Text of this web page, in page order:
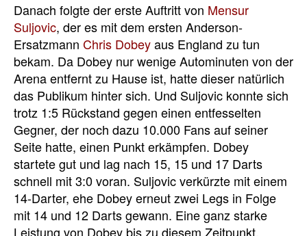
Danach folgte der erste Auftritt von Mensur
Suljovic, der es mit dem ersten Anderson-
Ersatzmann Chris Dobeyaus England zu tun
bekam. Da Dobey nur wenige Autominuten von der
Arena entfernt zu Hause ist, hatte dieser natürlich
das Publikum hinter sich. Und Suljovic konnte sich
trotz 1:5 Rückstand gegen einen entfesselten
Gegner, der noch dazu 10.000 Fans auf seiner
Seite hatte, einen Punkt erkämpfen. Dobey
startete gut und lag nach 15, 15 und 17 Darts
schnell mit 3:0 voran. Suljovic verkürzte mit einem
14-Darter, ehe Dobey erneut zwei Legs in Folge
mit 14 und 12 Darts gewann. Eine ganz starke
Leistung von Dobey bis zu diesem Zeitpunkt.